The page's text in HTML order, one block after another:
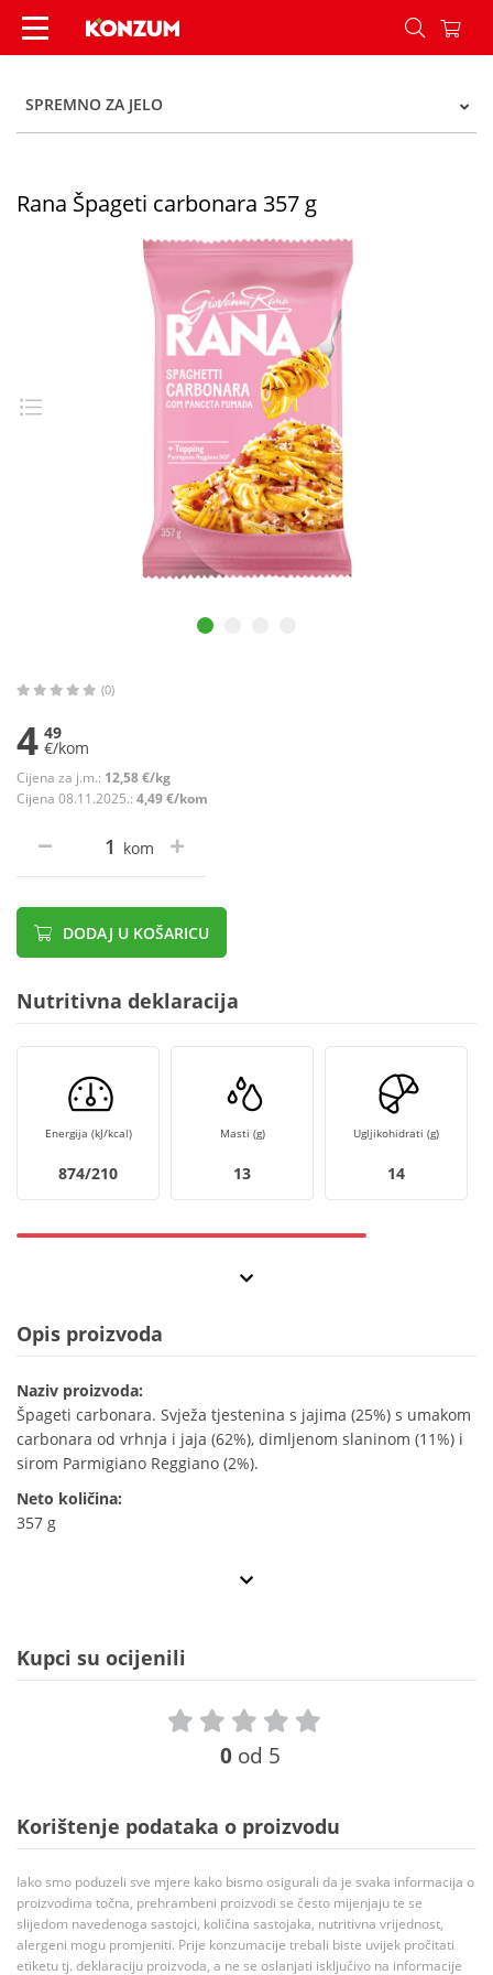
Rana Špageti carbonara 357 g - Konzum
SPREMNO ZA JELO
Rana Špageti carbonara 357 g
(0)
4 49
€/kom
Cijena za j.m.: 12,58 €/kg
Cijena 08.11.2025.: 4,49 €/kom
kom
DODAJ U KOŠARICU
Nutritivna deklaracija
Energija (kJ/kcal)
874/210
Masti (g)
13
Ugljikohidrati (g)
14
Opis proizvoda
Naziv proizvoda:
Špageti carbonara. Svježa tjestenina s jajima (25%) s umakom
carbonara od vrhnja i jaja (62%), dimljenom slaninom (11%) i
sirom Parmigiano Reggiano (2%).
Neto količina:
357 g
Kupci su ocijenili
0 od 5
Korištenje podataka o proizvodu
Iako smo poduzeli sve mjere kako bismo osigurali da je svaka informacija o
proizvodima točna, prehrambeni proizvodi se često mijenjaju te se
slijedom navedenoga sastojci, količina sastojaka, nutritivna vrijednost,
alergeni mogu promjeniti. Prije konzumacije trebali biste uvijek pročitati
etiketu tj. deklaraciju proizvoda, a ne se oslanjati isključivo na informacije